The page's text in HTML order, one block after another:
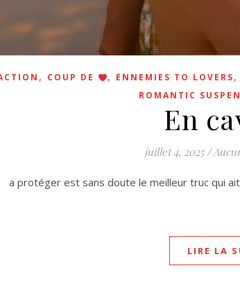
, COUP DE , ENNEMIES TO LOVERS,
ROMANTIC
En
juillet 4, 2025 /
a protéger est sans doute le meilleur truc qui
LIRE LA